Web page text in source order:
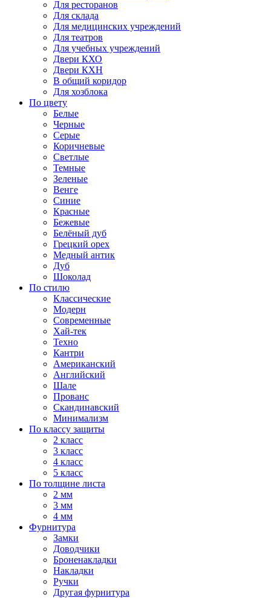
Для ресторанов
Для склада
Для медицинских учреждений
Для театров
Для учебных учреждений
Двери КХО
Двери КХН
В общий коридор
Для хозблока
По цвету
Белые
Черные
Серые
Коричневые
Светлые
Темные
Зеленые
Венге
Синие
Красные
Бежевые
Белёный дуб
Грецкий орех
Медный антик
Дуб
Шоколад
По стилю
Классические
Модерн
Современные
Хай-тек
Техно
Кантри
Американский
Английский
Шале
Прованс
Скандинавский
Минимализм
По классу защиты
2 класс
3 класс
4 класс
5 класс
По толщине листа
2 мм
3 мм
4 мм
Фурнитура
Замки
Доводчики
Броненакладки
Накладки
Ручки
Другая фурнитура